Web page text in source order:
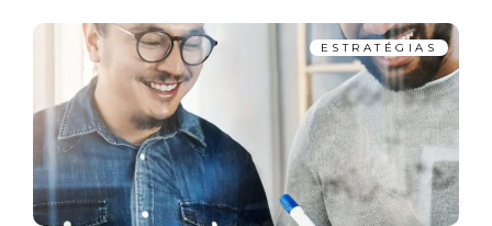
ESTRATÉGIAS